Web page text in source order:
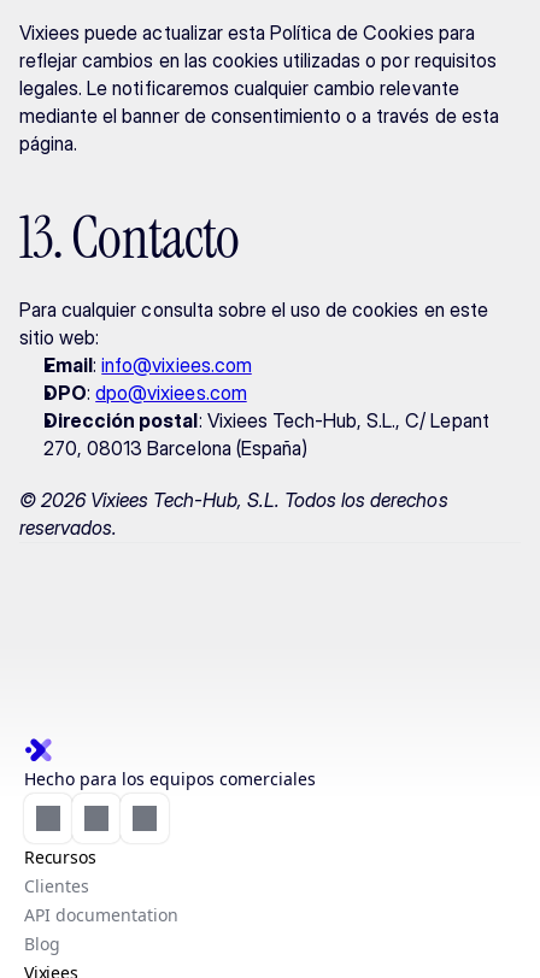
Vixiees puede actualizar esta Política de Cookies para
reflejar cambios en las cookies utilizadas o por requisitos
legales. Le notificaremos cualquier cambio relevante
mediante el banner de consentimiento o a través de esta
página.
13. Contacto
Para cualquier consulta sobre el uso de cookies en este
sitio web:
Email: info@vixiees.com
DPO: dpo@vixiees.com
Dirección postal: Vixiees Tech-Hub, S.L., C/ Lepant
270, 08013 Barcelona (España)
© 2026 Vixiees Tech-Hub, S.L. Todos los derechos
reservados.
Hecho para los equipos comerciales
Recursos
Clientes
API documentation
Blog
Vixiees